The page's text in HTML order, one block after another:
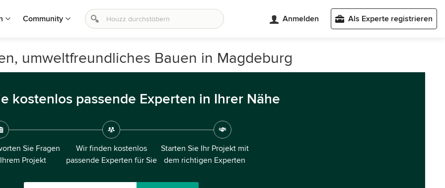
Community Anmelden Als Experte registrieren
umweltfreundliches Bauen in Magdeburg
kostenlos passende Experten in Ihrer Nähe
Sie Fragen
Projekt
Wir finden kostenlos
passende Experten für Sie
Starten Sie Ihr Projekt mit
dem richtigen Experten